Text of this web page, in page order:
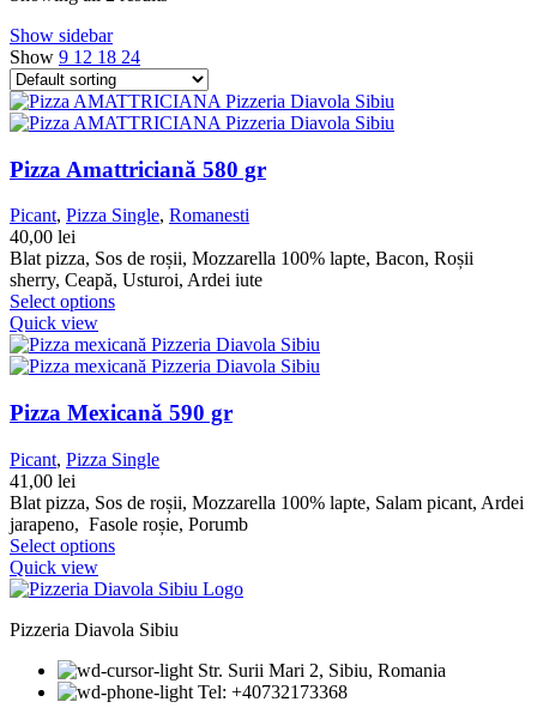
Show sidebar
Show 9 12 18 24
Pizza Amattriciană 580 gr
Picant, Pizza Single, Romanesti
40,00 lei
Blat pizza, Sos de roșii, Mozzarella 100% lapte, Bacon, Roșii
sherry, Ceapă, Usturoi, Ardei iute
Select options
Quick view
Pizza Mexicană 590 gr
Picant, Pizza Single
41,00 lei
Blat pizza, Sos de roșii, Mozzarella 100% lapte, Salam picant, Ardei
jarapeno, Fasole roșie, Porumb
Select options
Quick view
Pizzeria Diavola Sibiu
Str. Surii Mari 2, Sibiu, Romania
Tel: +40732173368